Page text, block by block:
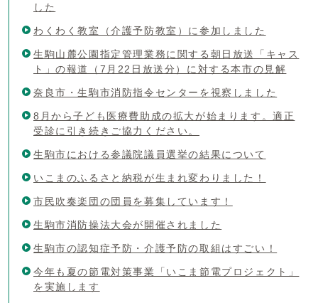
した
わくわく教室（介護予防教室）に参加しました
生駒山麓公園指定管理業務に関する朝日放送「キャス
ト」の報道（7月22日放送分）に対する本市の見解
奈良市・生駒市消防指令センターを視察しました
8月から子ども医療費助成の拡大が始まります。適正
受診に引き続きご協力ください。
生駒市における参議院議員選挙の結果について
いこまのふるさと納税が生まれ変わりました！
市民吹奏楽団の団員を募集しています！
生駒市消防操法大会が開催されました
生駒市の認知症予防・介護予防の取組はすごい！
今年も夏の節電対策事業「いこま節電プロジェクト」
を実施します